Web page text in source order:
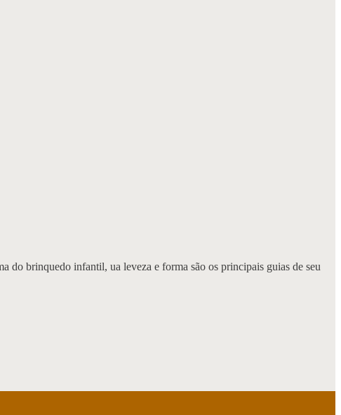
do brinquedo infantil, ua leveza e forma são os principais guias de seu